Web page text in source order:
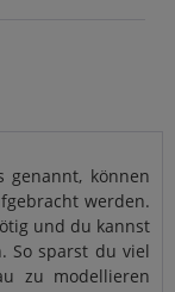
genannt, können
werden.
und du kannst
So sparst du viel
zu modellieren